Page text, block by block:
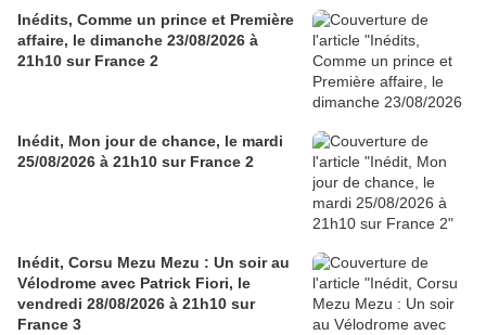
Inédits, Comme un prince et Première
affaire, le dimanche 23/08/2026 à
21h10 sur France 2
Inédit, Mon jour de chance, le mardi
25/08/2026 à 21h10 sur France 2
Inédit, Corsu Mezu Mezu : Un soir au
Vélodrome avec Patrick Fiori, le
vendredi 28/08/2026 à 21h10 sur
France 3